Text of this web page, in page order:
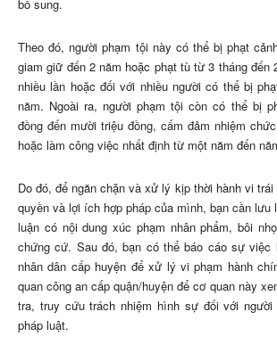
bổ sung.
Theo đó, người phạm tội này có thể bị phạt
giam giữ đến 2 năm hoặc phạt tù từ 3 tháng đến
nhiều lần hoặc đối với nhiều người có thể bị
năm. Ngoài ra, người phạm tội còn có thể bị
đồng đến mười triệu đồng, cấm đảm nhiệm
hoặc làm công việc nhất định từ một năm đến
Do đó, để ngăn chặn và xử lý kịp thời hành vi
quyền và lợi ích hợp pháp của mình, bạn cần lưu
luận có nội dung xúc phạm nhân phẩm, bôi
chứng cứ. Sau đó, bạn có thể báo cáo sự việc
nhân dân cấp huyện để xử lý vi phạm hành
quan công an cấp quận/huyện để cơ quan này
tra, truy cứu trách nhiệm hình sự đối với
pháp luật.